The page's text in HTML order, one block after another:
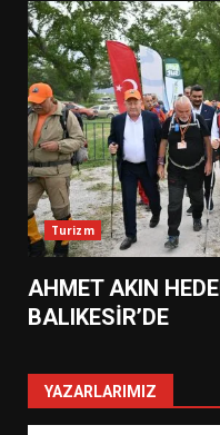
Turizm
AHMET AKIN
BALIKESİR’DE
YAZARLARIMIZ